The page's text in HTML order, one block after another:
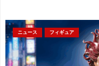
ニュース フィギュア